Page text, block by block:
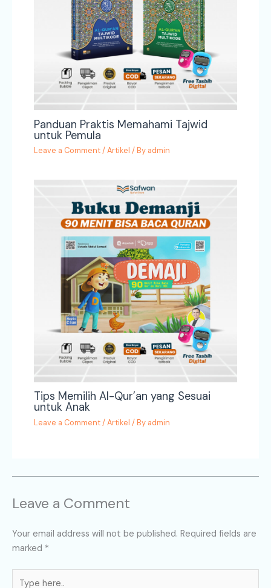
Panduan Praktis Memahami Tajwid
untuk Pemula
Leave a Comment /Artikel / By admin
Tips Memilih Al-Qur’an yang Sesuai
untuk Anak
Leave a Comment /Artikel / By admin
Leave a Comment
Your email address will not be published. Required fields are
marked *